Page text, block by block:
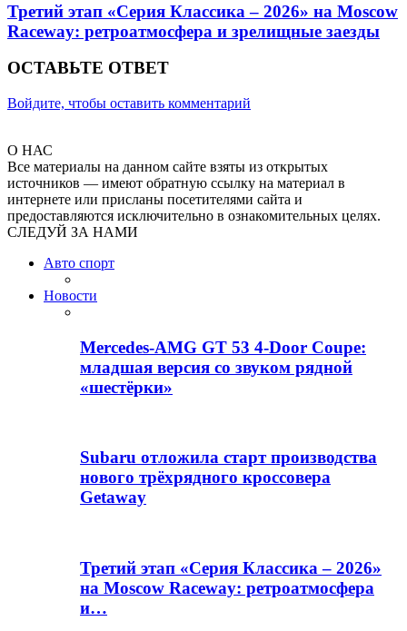
Третий этап «Серия Классика – 2026» на Moscow
Raceway: ретроатмосфера и зрелищные заезды
ОСТАВЬТЕ ОТВЕТ
Войдите, чтобы оставить комментарий
О НАС
Все материалы на данном сайте взяты из открытых
источников — имеют обратную ссылку на материал в
интернете или присланы посетителями сайта и
предоставляются исключительно в ознакомительных целях.
СЛЕДУЙ ЗА НАМИ
Авто спорт
Новости
Mercedes-AMG GT 53 4-Door Coupe:
младшая версия со звуком рядной
«шестёрки»
Subaru отложила старт производства
нового трёхрядного кроссовера
Getaway
Третий этап «Серия Классика – 2026»
на Moscow Raceway: ретроатмосфера
и…